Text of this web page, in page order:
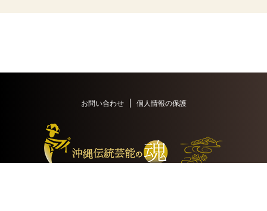
お問い合わせ 個人情報の保護